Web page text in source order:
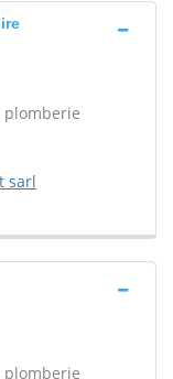
plomberie
sarl
plomberie